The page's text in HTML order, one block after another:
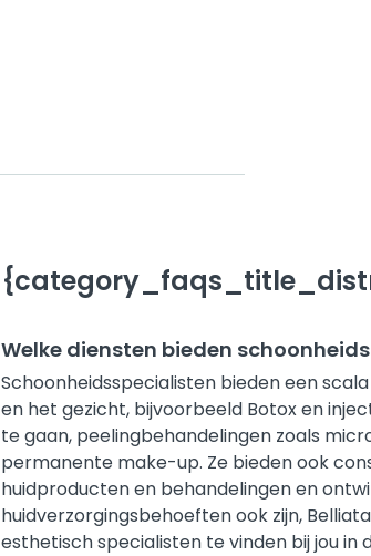
Welke diensten bieden
Schoonheidsspecialisten bieden een
en het gezicht, bijvoorbeeld Botox en
te gaan, peelingbehandelingen zoals
permanente make-up. Ze bieden ook
huidproducten en behandelingen en
huidverzorgingsbehoeften ook zijn,
esthetisch specialisten te vinden bij jou in